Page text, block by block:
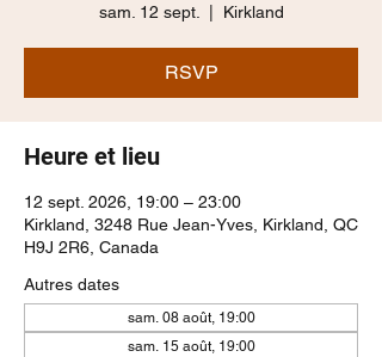
sam. 12 sept. Kirkland
RSVP
Heure et lieu
12 sept. 2026, 19:00 – 23:00
Kirkland, 3248 Rue Jean-Yves, Kirkland, QC
H9J 2R6, Canada
Autres dates
sam. 08 août, 19:00
sam. 15 août, 19:00